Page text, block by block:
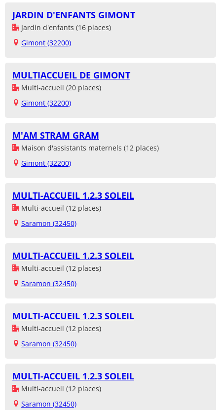
JARDIN D'ENFANTS GIMONT
Jardin d'enfants (16 places)
Gimont (32200)
MULTIACCUEIL DE GIMONT
Multi-accueil (20 places)
Gimont (32200)
M'AM STRAM GRAM
Maison d'assistants maternels (12 places)
Gimont (32200)
MULTI-ACCUEIL 1.2.3 SOLEIL
Multi-accueil (12 places)
Saramon (32450)
MULTI-ACCUEIL 1.2.3 SOLEIL
Multi-accueil (12 places)
Saramon (32450)
MULTI-ACCUEIL 1.2.3 SOLEIL
Multi-accueil (12 places)
Saramon (32450)
MULTI-ACCUEIL 1.2.3 SOLEIL
Multi-accueil (12 places)
Saramon (32450)